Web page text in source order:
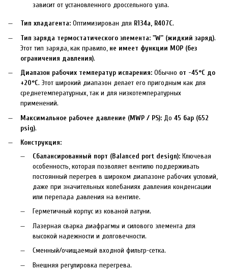
зависит от установленного дроссельного узла.
Тип хладагента: Оптимизирован для R134a, R407C.
Тип заряда термостатического элемента: "W" (жидкий заряд).
Этот тип заряда, как правило, не имеет функции MOP (без
ограничения давления).
Диапазон рабочих температур испарения: Обычно от -45°C до
+20°C. Этот широкий диапазон делает его пригодным как для
среднетемпературных, так и для низкотемпературных
применений.
Максимальное рабочее давление (MWP / PS): До 45 бар (652
psig).
Конструкция:
Сбалансированный порт (Balanced port design): Ключевая
особенность, которая позволяет вентилю поддерживать
постоянный перегрев в широком диапазоне рабочих условий,
даже при значительных колебаниях давления конденсации
или перепада давления на вентиле.
Герметичный корпус из кованой латуни.
Лазерная сварка диафрагмы и силового элемента для
высокой надежности и долговечности.
Сменный/очищаемый входной фильтр-сетка.
Внешняя регулировка перегрева.